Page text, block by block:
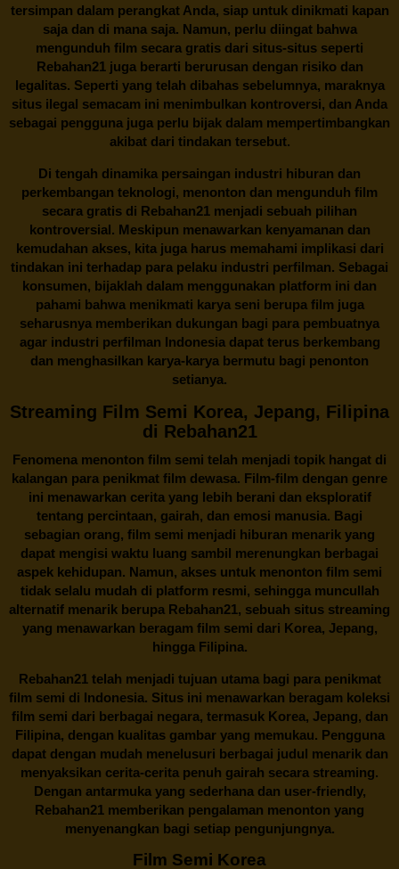
tersimpan dalam perangkat Anda, siap untuk dinikmati kapan
saja dan di mana saja. Namun, perlu diingat bahwa
mengunduh film secara gratis dari situs-situs seperti
Rebahan21 juga berarti berurusan dengan risiko dan
legalitas. Seperti yang telah dibahas sebelumnya, maraknya
situs ilegal semacam ini menimbulkan kontroversi, dan Anda
sebagai pengguna juga perlu bijak dalam mempertimbangkan
akibat dari tindakan tersebut.
Di tengah dinamika persaingan industri hiburan dan
perkembangan teknologi, menonton dan mengunduh film
secara gratis di Rebahan21 menjadi sebuah pilihan
kontroversial. Meskipun menawarkan kenyamanan dan
kemudahan akses, kita juga harus memahami implikasi dari
tindakan ini terhadap para pelaku industri perfilman. Sebagai
konsumen, bijaklah dalam menggunakan platform ini dan
pahami bahwa menikmati karya seni berupa film juga
seharusnya memberikan dukungan bagi para pembuatnya
agar industri perfilman Indonesia dapat terus berkembang
dan menghasilkan karya-karya bermutu bagi penonton
setianya.
Streaming Film Semi Korea, Jepang, Filipina
di Rebahan21
Fenomena menonton film semi telah menjadi topik hangat di
kalangan para penikmat film dewasa. Film-film dengan genre
ini menawarkan cerita yang lebih berani dan eksploratif
tentang percintaan, gairah, dan emosi manusia. Bagi
sebagian orang, film semi menjadi hiburan menarik yang
dapat mengisi waktu luang sambil merenungkan berbagai
aspek kehidupan. Namun, akses untuk menonton film semi
tidak selalu mudah di platform resmi, sehingga muncullah
alternatif menarik berupa Rebahan21, sebuah situs streaming
yang menawarkan beragam film semi dari Korea, Jepang,
hingga Filipina.
Rebahan21telah menjadi tujuan utama bagi para penikmat
film semi di Indonesia. Situs ini menawarkan beragam koleksi
film semi dari berbagai negara, termasuk Korea, Jepang, dan
Filipina, dengan kualitas gambar yang memukau. Pengguna
dapat dengan mudah menelusuri berbagai judul menarik dan
menyaksikan cerita-cerita penuh gairah secara streaming.
Dengan antarmuka yang sederhana dan user-friendly,
Rebahan21 memberikan pengalaman menonton yang
menyenangkan bagi setiap pengunjungnya.
Film Semi Korea